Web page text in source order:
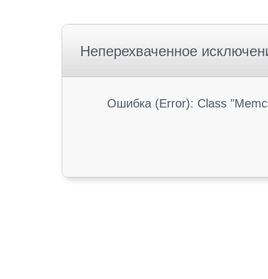
Неперехваченное
Ошибка (Error): Class